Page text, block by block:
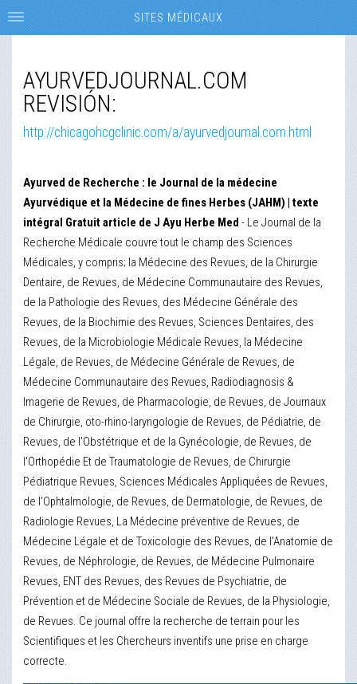
AYURVEDJOURNAL.COM
REVISIÓN:
http://chicagohcgclinic.com/a/ayurvedjournal.com.html
Ayurved de Recherche : le Journal de la médecine
Ayurvédique et la Médecine de fines Herbes (JAHM) | texte
intégral Gratuit article de J Ayu Herbe Med - Le Journal de la
Recherche Médicale couvre tout le champ des Sciences
Médicales, y compris; la Médecine des Revues, de la Chirurgie
Dentaire, de Revues, de Médecine Communautaire des Revues,
de la Pathologie des Revues, des Médecine Générale des
Revues, de la Biochimie des Revues, Sciences Dentaires, des
Revues, de la Microbiologie Médicale Revues, la Médecine
Légale, de Revues, de Médecine Générale de Revues, de
Médecine Communautaire des Revues, Radiodiagnosis &
Imagerie de Revues, de Pharmacologie, de Revues, de Journaux
de Chirurgie, oto-rhino-laryngologie de Revues, de Pédiatrie, de
Revues, de l'Obstétrique et de la Gynécologie, de Revues, de
l'Orthopédie Et de Traumatologie de Revues, de Chirurgie
Pédiatrique Revues, Sciences Médicales Appliquées de Revues,
de l'Ophtalmologie, de Revues, de Dermatologie, de Revues, de
Radiologie Revues, La Médecine préventive de Revues, de
Médecine Légale et de Toxicologie des Revues, de l'Anatomie de
Revues, de Néphrologie, de Revues, de Médecine Pulmonaire
Revues, ENT des Revues, des Revues de Psychiatrie, de
Prévention et de Médecine Sociale de Revues, de la Physiologie,
de Revues. Ce journal offre la recherche de terrain pour les
Scientifiques et les Chercheurs inventifs une prise en charge
correcte.
SITES MÉDICAUX